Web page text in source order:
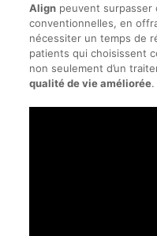
Alignpeuvent surpasser
conventionnelles, en
nécessiter un temps de
patients qui choisissent
non seulement d’un
qualité de vie améliorée.